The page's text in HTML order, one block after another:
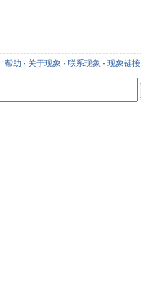
帮助 · 关于现象 · 联系现象 · 现象链接